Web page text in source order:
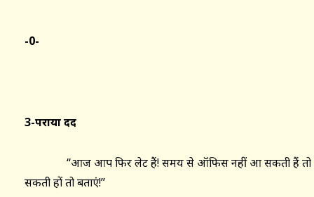
-0-
3-परायादर्द
‘‘आज आप फिर लेट हैं! समय से ऑफिस नहीं आ सकती हैं तो
सकती हों तो बताएं!’’